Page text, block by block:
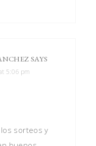
SAYS
5:06 pm
sorteos y